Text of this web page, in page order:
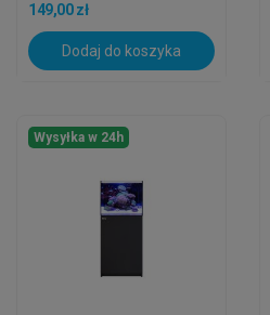
149,00 zł
Dodaj do koszyka
Wysyłka w 24h